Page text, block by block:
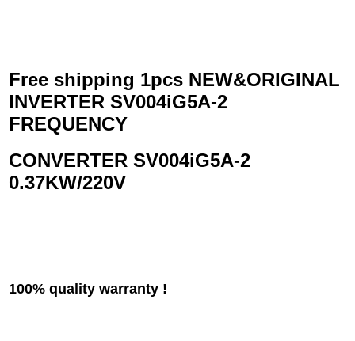
Free shipping 1pcs NEW&ORIGINAL
INVERTER SV004iG5A-2
FREQUENCY
CONVERTER SV004iG5A-2
0.37KW/220V
100% quality warranty !